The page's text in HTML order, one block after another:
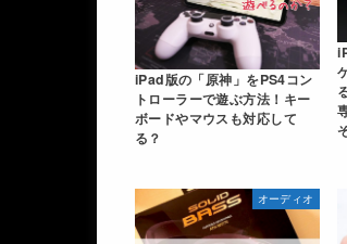
iPad版の「原神」をPS4コン
トローラーで遊ぶ方法！キー
ボードやマウスも対応して
る？
オーディオ